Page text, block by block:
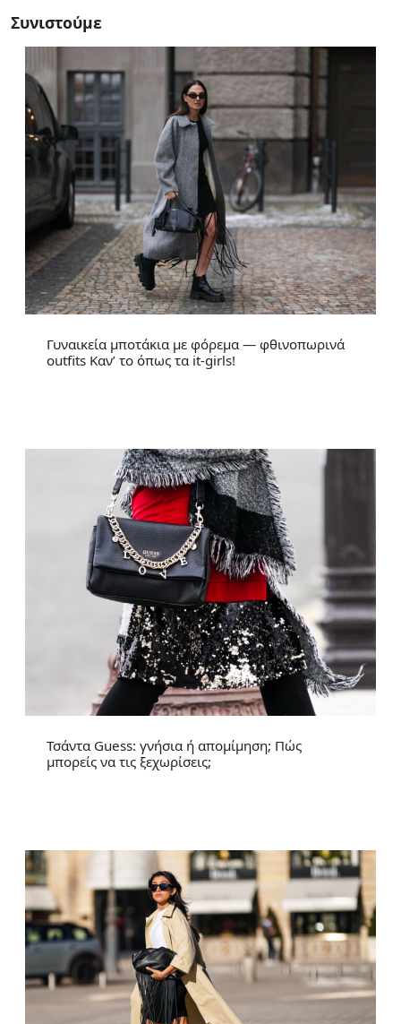
Συνιστούμε
Γυναικεία μποτάκια με φόρεμα — φθινοπωρινά
outfits Καν’ το όπως τα it-girls!
Τσάντα Guess: γνήσια ή απομίμηση; Πώς
μπορείς να τις ξεχωρίσεις;